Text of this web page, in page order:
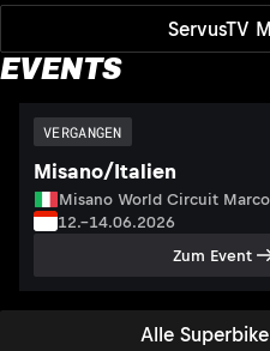
ServusTV
EVENTS
Alle
VERGANGEN
Misano/Italien
Misano World Circuit
12.–14.06.2026
Zum Event